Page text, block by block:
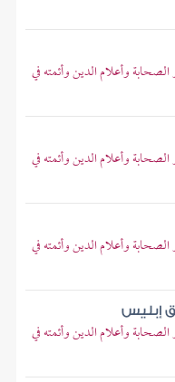
وأعلام الدين وأئمته في
وأعلام الدين وأئمته في
وأعلام الدين وأئمته في
إبليس
وأعلام الدين وأئمته في